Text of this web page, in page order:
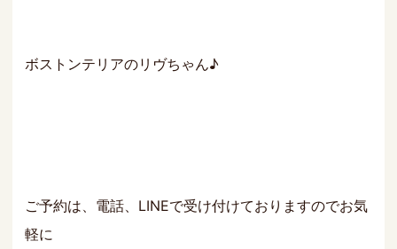
ボストンテリアのリヴちゃん♪
ご予約は、電話、LINEで受け付けておりますのでお気
軽に